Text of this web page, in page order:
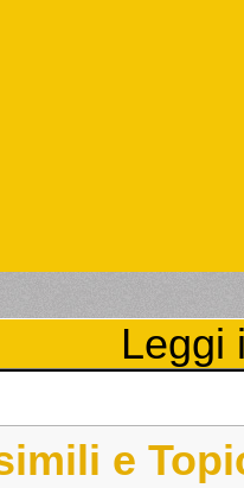
Leggi
e